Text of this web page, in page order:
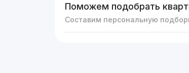
Поможем подобрать
Составим персональную